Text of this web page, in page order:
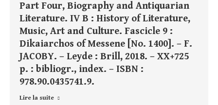
Part Four, Biography and Antiquarian
Literature. IV B : History of Literature,
Music, Art and Culture. Fascicle 9 :
Dikaiarchos of Messene [No. 1400]. – F.
JACOBY. – Leyde : Brill, 2018. – XX+725
p. : bibliogr., index. – ISBN :
978.90.0435741.9.
Lire la suite